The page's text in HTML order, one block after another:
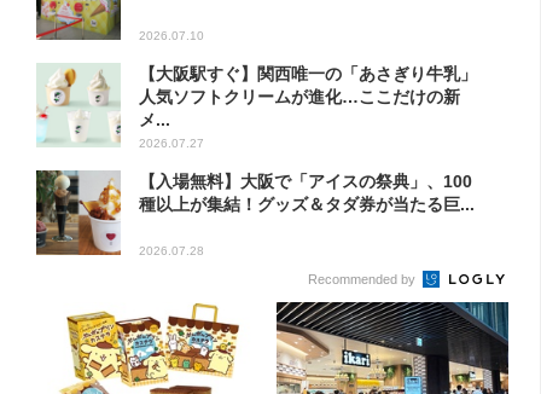
2026.07.10
【大阪駅すぐ】関西唯一の「あさぎり牛乳」
人気ソフトクリームが進化…ここだけの新
メ...
2026.07.27
【入場無料】大阪で「アイスの祭典」、100
種以上が集結！グッズ＆タダ券が当たる巨...
2026.07.28
Recommended by